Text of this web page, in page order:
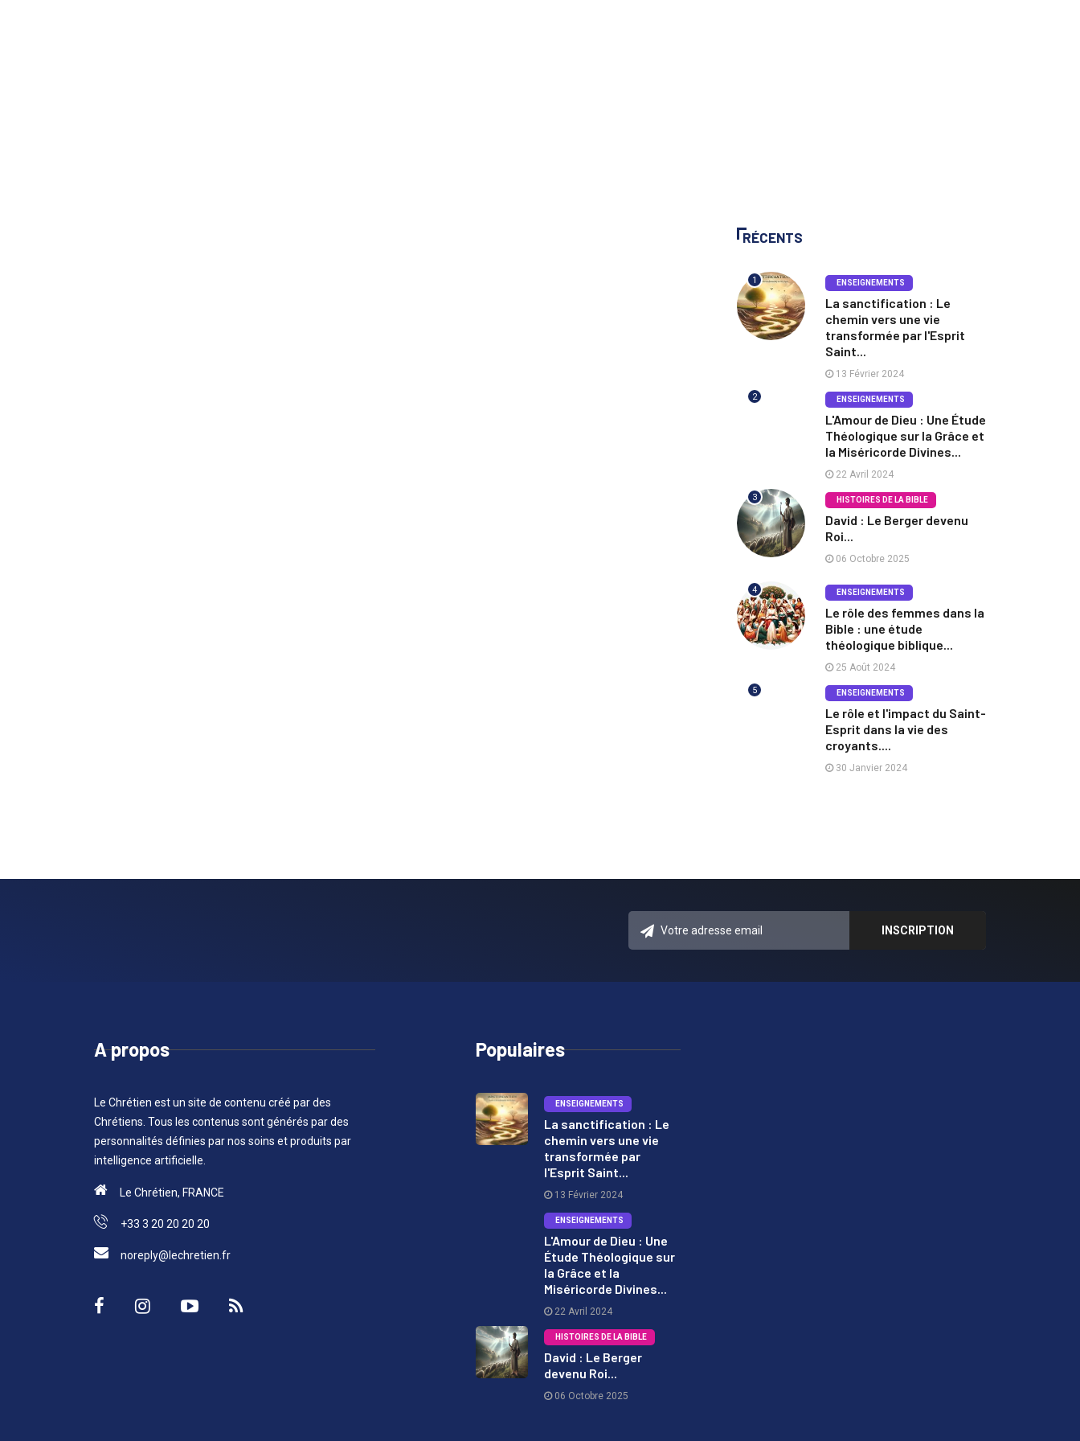
RÉCENTS
1 ENSEIGNEMENTS
La sanctification : Le
chemin vers une vie
transformée par l'Esprit
Saint...
13 Février 2024
2 ENSEIGNEMENTS
L'Amour de Dieu : Une Étude
Théologique sur la Grâce et
la Miséricorde Divines...
22 Avril 2024
3 HISTOIRES DE LA BIBLE
David : Le Berger devenu
Roi...
06 Octobre 2025
4 ENSEIGNEMENTS
Le rôle des femmes dans la
Bible : une étude
théologique biblique...
25 Août 2024
5 ENSEIGNEMENTS
Le rôle et l'impact du Saint-
Esprit dans la vie des
croyants....
30 Janvier 2024
A propos
Le Chrétien est un site de contenu créé par des
Chrétiens. Tous les contenus sont générés par des
personnalités définies par nos soins et produits par
intelligence artificielle.
Le Chrétien, FRANCE
+33 3 20 20 20 20
noreply@lechretien.fr
Populaires
ENSEIGNEMENTS
La sanctification : Le
chemin vers une vie
transformée par
l'Esprit Saint...
13 Février 2024
ENSEIGNEMENTS
L'Amour de Dieu : Une
Étude Théologique sur
la Grâce et la
Miséricorde Divines...
22 Avril 2024
HISTOIRES DE LA BIBLE
David : Le Berger
devenu Roi...
06 Octobre 2025